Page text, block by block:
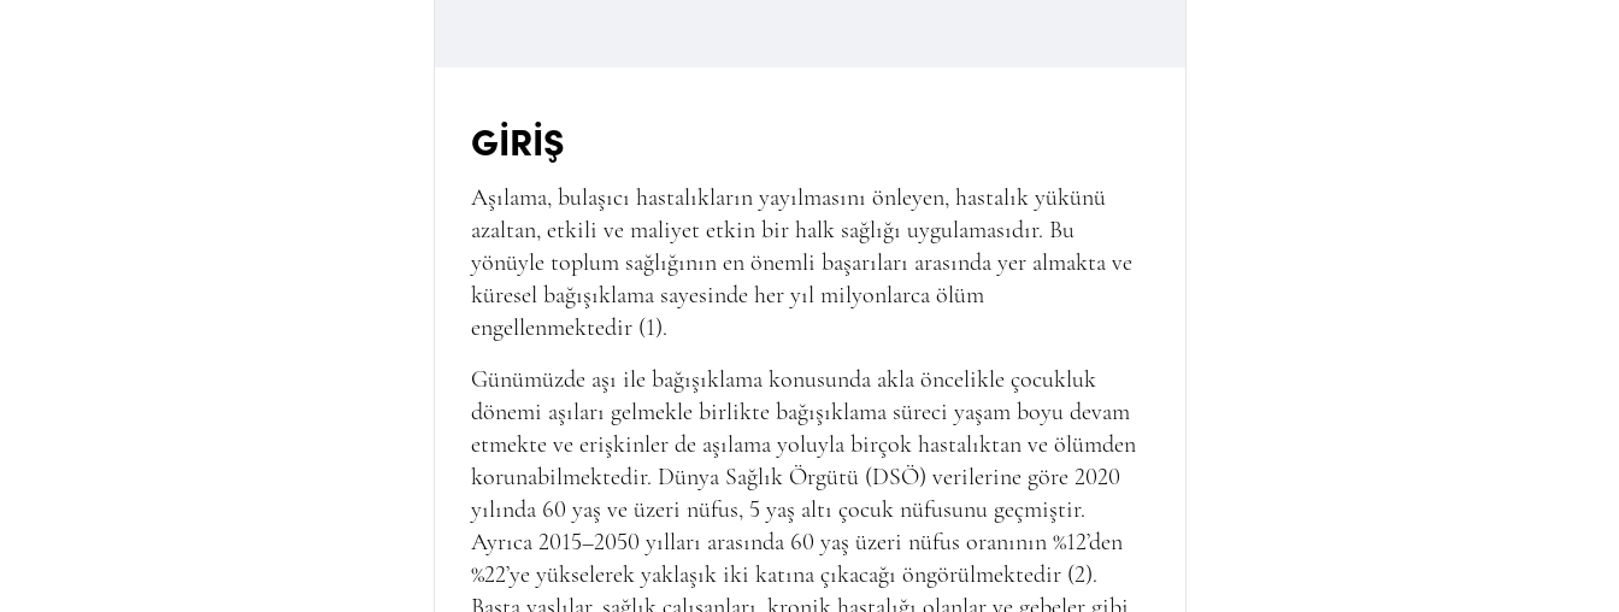
GİRİŞ
Aşılama, bulaşıcı hastalıkların yayılmasını önleyen, hastalık yükünü
azaltan, etkili ve maliyet etkin bir halk sağlığı uygulamasıdır. Bu
yönüyle toplum sağlığının en önemli başarıları arasında yer almakta ve
küresel bağışıklama sayesinde her yıl milyonlarca ölüm
engellenmektedir (1).
Günümüzde aşı ile bağışıklama konusunda akla öncelikle çocukluk
dönemi aşıları gelmekle birlikte bağışıklama süreci yaşam boyu devam
etmekte ve erişkinler de aşılama yoluyla birçok hastalıktan ve ölümden
korunabilmektedir. Dünya Sağlık Örgütü (DSÖ) verilerine göre 2020
yılında 60 yaş ve üzeri nüfus, 5 yaş altı çocuk nüfusunu geçmiştir.
Ayrıca 2015–2050 yılları arasında 60 yaş üzeri nüfus oranının %12’den
%22’ye yükselerek yaklaşık iki katına çıkacağı öngörülmektedir (2).